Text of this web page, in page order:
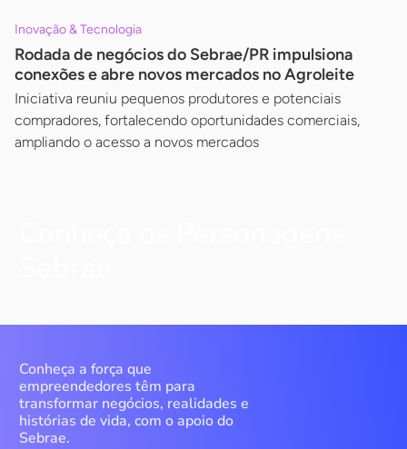
Inovação & Tecnologia
Rodada de negócios do Sebrae/PR impulsiona
conexões e abre novos mercados no Agroleite
Iniciativa reuniu pequenos produtores e potenciais
compradores, fortalecendo oportunidades comerciais,
ampliando o acesso a novos mercados
Conheça a força que
empreendedores têm para
transformar negócios, realidades e
histórias de vida, com o apoio do
Sebrae.